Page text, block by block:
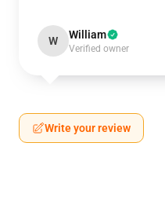
W William
Verified owner
Write your review